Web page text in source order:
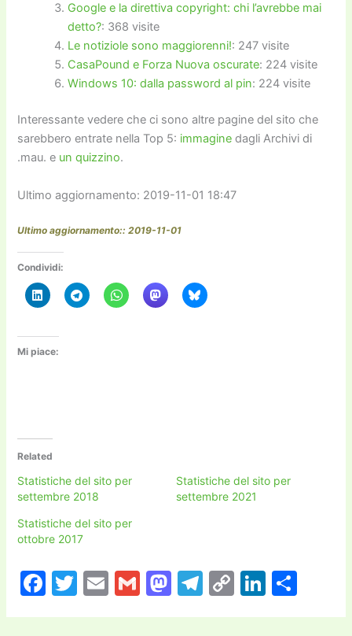
Google e la direttiva copyright: chi l’avrebbe mai
detto?: 368 visite
Le notiziole sono maggiorenni!: 247 visite
CasaPound e Forza Nuova oscurate: 224 visite
Windows 10: dalla password al pin: 224 visite
Interessante vedere che ci sono altre pagine del sito che
sarebbero entrate nella Top 5: immagine dagli Archivi di
.mau. e un quizzino.
Ultimo aggiornamento: 2019-11-01 18:47
Ultimo aggiornamento:: 2019-11-01
Condividi:
Mi piace:
Related
Statistiche del sito per
settembre 2018
Statistiche del sito per
settembre 2021
Statistiche del sito per
ottobre 2017
F
T
E
G
M T
C
Li